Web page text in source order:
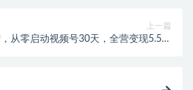
上一篇
从零启动视频号30天，全营变现5.5万